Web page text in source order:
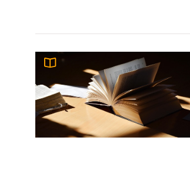
8
olajat? – tanácsok
9
Karriertervezés Szegeden:
5 lépés a tudatos
munkahelyváltáshoz
Markus Noel